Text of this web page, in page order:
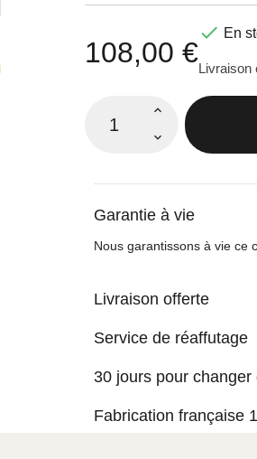
108,00 €
 En
Livraison
Garantie à vie
Nous garantissons à vie ce
Livraison offerte
Service de réaffutage
30 jours pour changer
Fabrication française